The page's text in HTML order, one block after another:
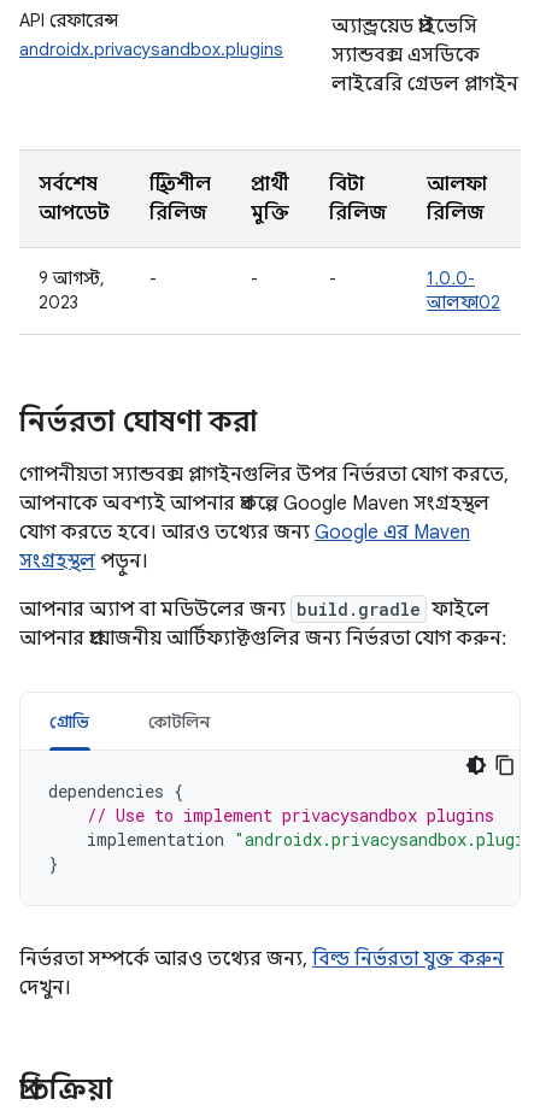
API রেফারেন্স
androidx.privacysandbox.plugins
অ্যান্ড্রয়েড প্রাইভেসি
স্যান্ডবক্স এসডিকে
লাইব্রেরি গ্রেডল প্লাগইন
সর্বশেষ
আপডেট
স্থিতিশীল
রিলিজ
প্রার্থী
মুক্তি
বিটা
রিলিজ
আলফা
রিলিজ
9 আগস্ট,
2023
- - -
1.0.0-
আলফা02
নির্ভরতা ঘোষণা করা
গোপনীয়তা স্যান্ডবক্স প্লাগইনগুলির উপর নির্ভরতা যোগ করতে,
আপনাকে অবশ্যই আপনার প্রকল্পে Google Maven সংগ্রহস্থল
যোগ করতে হবে। আরও তথ্যের জন্য Google এর Maven
সংগ্রহস্থল পড়ুন।
আপনার অ্যাপ বা মডিউলের জন্য build.gradle ফাইলে
আপনার প্রয়োজনীয় আর্টিফ্যাক্টগুলির জন্য নির্ভরতা যোগ করুন:
গ্রোভি কোটলিন
dependencies {
// Use to implement privacysandbox plugins
implementation
}
নির্ভরতা সম্পর্কে আরও তথ্যের জন্য, বিল্ড নির্ভরতা যুক্ত করুন
দেখুন।
প্রতিক্রিয়া